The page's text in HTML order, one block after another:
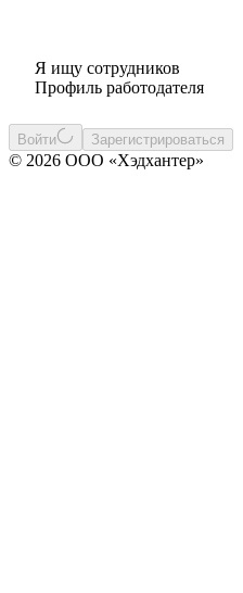
Я ищу сотрудников
Профиль работодателя
Войти Зарегистрироваться
© 2026 ООО «Хэдхантер»